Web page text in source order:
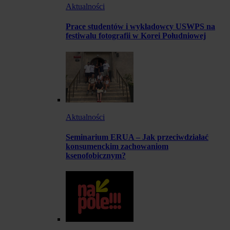
Aktualności
Prace studentów i wykładowcy USWPS na
festiwalu fotografii w Korei Południowej
Aktualności
Seminarium ERUA – Jak przeciwdziałać
konsumenckim zachowaniom
ksenofobicznym?